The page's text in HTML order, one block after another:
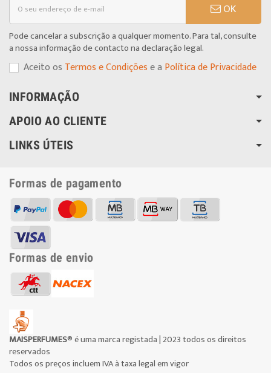
OK
Pode cancelar a subscrição a qualquer momento. Para tal, consulte
a nossa informação de contacto na declaração legal.
Aceito os Termos e Condiçõese a Política de Privacidade
INFORMAÇÃO
APOIO AO CLIENTE
LINKS ÚTEIS
Formas de pagamento
Formas de envio
MAISPERFUMES® é uma marca registada | 2023 todos os direitos
reservados
Todos os preços incluem IVA à taxa legal em vigor